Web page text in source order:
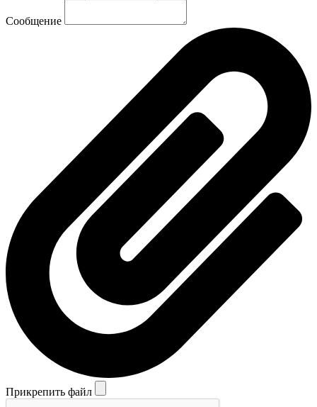
Сообщение
Прикрепить файл